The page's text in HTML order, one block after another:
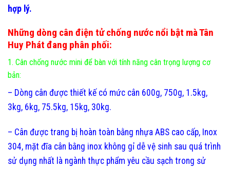
hợp lý.
Những dòng cân điện tử chống nước nổi bật mà Tân
Huy Phát đang phân phối:
1. Cân chống nước mini để bàn với tính năng cân trọng lượng cơ
bản:
– Dòng cân được thiết kế có mức cân 600g, 750g, 1.5kg,
3kg, 6kg, 75.5kg, 15kg, 30kg.
– Cân được trang bị hoàn toàn bằng nhựa ABS cao cấp, Inox
304, mặt đĩa cân bằng inox không gỉ dễ vệ sinh sau quá trình
sử dụng nhất là ngành thực phẩm yêu cầu sạch trong sử